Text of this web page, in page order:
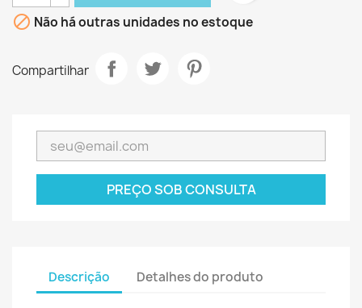
 Não há outras unidades no estoque
Compartilhar
PREÇO SOB CONSULTA
Descrição Detalhes do produto